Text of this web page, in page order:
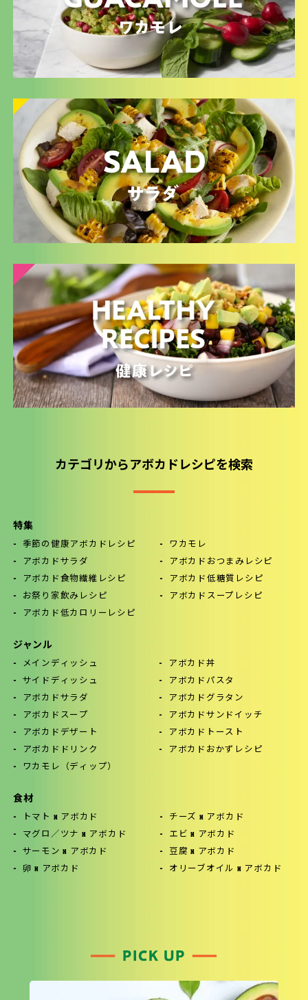
カテゴリからアボカドレシピを検索
特集
季節の健康アボカドレシピ ワカモレ
アボカドサラダ アボカドおつまみレシピ
アボカド食物繊維レシピ アボカド低糖質レシピ
お祭り家飲みレシピ アボカドスープレシピ
アボカド低カロリーレシピ
ジャンル
メインディッシュ
サイドディッシュ
アボカドサラダ
アボカドスープ
アボカドデザート
アボカドドリンク
ワカモレ（ディップ）
アボカド丼
アボカドパスタ
アボカドグラタン
アボカドサンドイッチ
アボカドトースト
アボカドおかずレシピ
食材
トマト x アボカド チーズ x アボカド
マグロ／ツナ x アボカド エビ x アボカド
サーモン x アボカド 豆腐 x アボカド
卵 x アボカド オリーブオイル x アボカド